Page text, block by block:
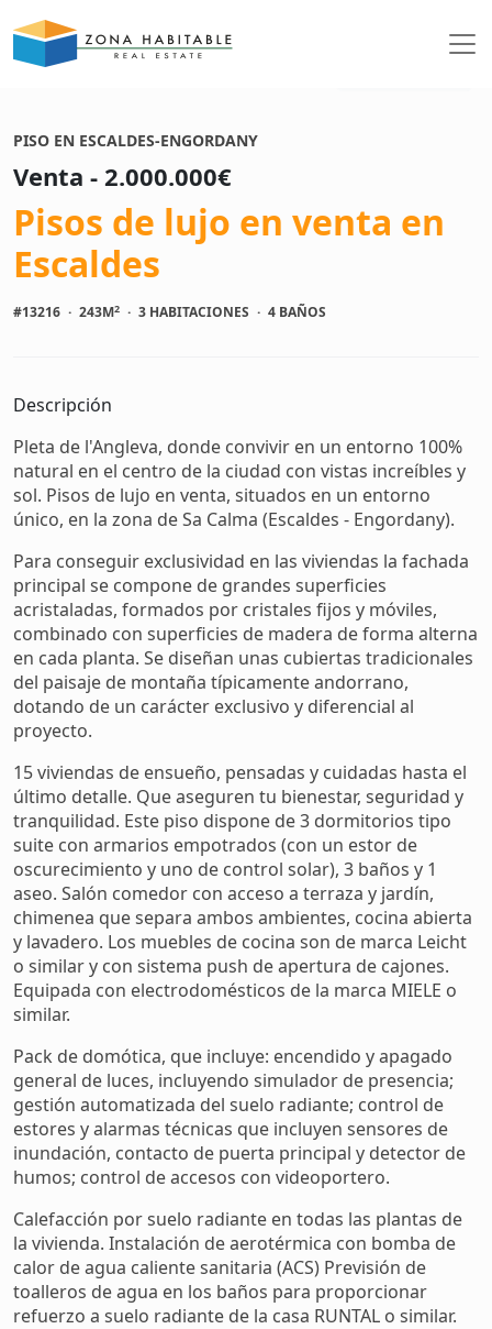
PISO EN ESCALDES-ENGORDANY
Venta - 2.000.000€
Pisos de lujo en venta en
Escaldes
#13216 · 243M2 · 3 HABITACIONES · 4 BAÑOS
Descripción
Pleta de l'Angleva, donde convivir en un entorno 100%
natural en el centro de la ciudad con vistas increíbles y
sol. Pisos de lujo en venta, situados en un entorno
único, en la zona de Sa Calma (Escaldes - Engordany).
Para conseguir exclusividad en las viviendas la fachada
principal se compone de grandes superficies
acristaladas, formados por cristales fijos y móviles,
combinado con superficies de madera de forma alterna
en cada planta. Se diseñan unas cubiertas tradicionales
del paisaje de montaña típicamente andorrano,
dotando de un carácter exclusivo y diferencial al
proyecto.
15 viviendas de ensueño, pensadas y cuidadas hasta el
último detalle. Que aseguren tu bienestar, seguridad y
tranquilidad. Este piso dispone de 3 dormitorios tipo
suite con armarios empotrados (con un estor de
oscurecimiento y uno de control solar), 3 baños y 1
aseo. Salón comedor con acceso a terraza y jardín,
chimenea que separa ambos ambientes, cocina abierta
y lavadero. Los muebles de cocina son de marca Leicht
o similar y con sistema push de apertura de cajones.
Equipada con electrodomésticos de la marca MIELE o
similar.
Pack de domótica, que incluye: encendido y apagado
general de luces, incluyendo simulador de presencia;
gestión automatizada del suelo radiante; control de
estores y alarmas técnicas que incluyen sensores de
inundación, contacto de puerta principal y detector de
humos; control de accesos con videoportero.
Calefacción por suelo radiante en todas las plantas de
la vivienda. Instalación de aerotérmica con bomba de
calor de agua caliente sanitaria (ACS) Previsión de
toalleros de agua en los baños para proporcionar
refuerzo a suelo radiante de la casa RUNTAL o similar.